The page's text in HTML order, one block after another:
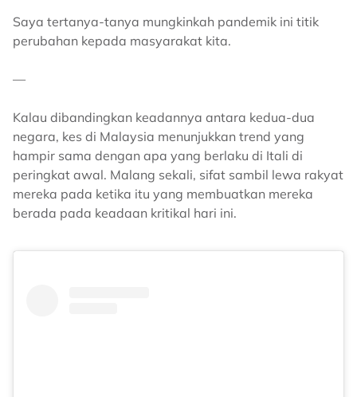
Saya tertanya-tanya mungkinkah pandemik ini titik
perubahan kepada masyarakat kita.
—
Kalau dibandingkan keadannya antara kedua-dua
negara, kes di Malaysia menunjukkan trend yang
hampir sama dengan apa yang berlaku di Itali di
peringkat awal. Malang sekali, sifat sambil lewa rakyat
mereka pada ketika itu yang membuatkan mereka
berada pada keadaan kritikal hari ini.